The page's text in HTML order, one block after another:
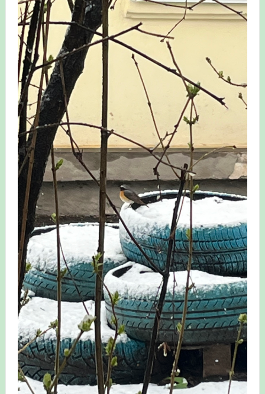
Три птенца сапсанов Уралсиба получили имена и
кольца
Итоги акции «Весенняя перекличка-2026» в
Республике Башкортостан
«Весенняя перекличка-2026» — 21-31 мая 2026
Мероприятие для ребят из дневного лагеря центра
олимпиадного движения «Аврора»
Фотофиксация и осмотр птенцов сапсанов на крыше
Уралсиба в Уфе в 2026 г.
Участие башкирских орнитологов и бердвотчеров в
проекте «Развитие программы мониторинга
численности птиц в европейской части России»
«Весенняя перекличка-2026» — 11-20 мая 2026
Мониторинг орнитофауны на постоянных маршрутах
в Республике Башкортостан в 2026 году